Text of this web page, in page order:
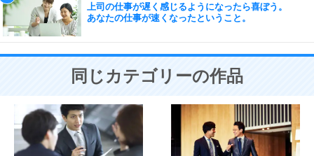
上司の仕事が遅く感じるようになったら喜ぼう。
あなたの仕事が速くなったということ。
同じカテゴリーの作品